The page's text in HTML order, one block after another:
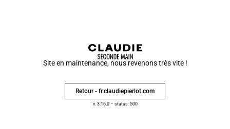
Site en maintenance, nous revenons très vite !
Retour - fr.claudiepierlot.com
v. 3.16.0- status: 500